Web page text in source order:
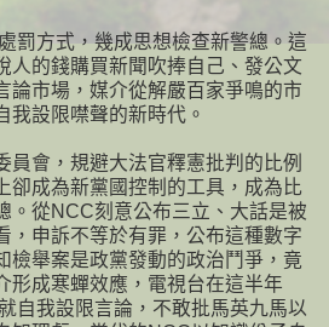
罰方式，幾成思想檢查新警總。這
人的錢購買新聞吹捧自己、發公文
論市場，媒介從解嚴百家爭鳴的市
我設限噤聲的新時代。
員會，規避大法官釋憲批判的比例
卻成為新黨國控制的工具，成為比
。從NCC刻意公布三立、大話是被
，申訴不等於有罪，公布這種數字
檢舉案是政黨發動的政治鬥爭，竟
形成寒蟬效應，電視台在這半年
自我設限言論，不敢批馬英九馬以